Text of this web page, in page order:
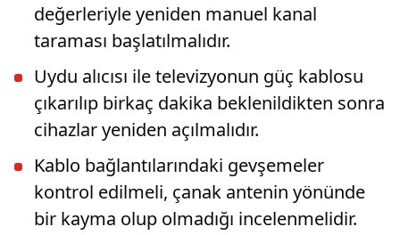
değerleriyle yeniden manuel kanal
taraması başlatılmalıdır.
Uydu alıcısı ile televizyonun güç kablosu
çıkarılıp birkaç dakika beklenildikten sonra
cihazlar yeniden açılmalıdır.
Kablo bağlantılarındaki gevşemeler
kontrol edilmeli, çanak antenin yönünde
bir kayma olup olmadığı incelenmelidir.